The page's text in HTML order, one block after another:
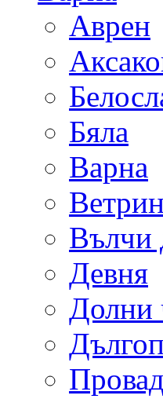
Аврен
Бяла
Варна
Вълчи
Девня
Долни